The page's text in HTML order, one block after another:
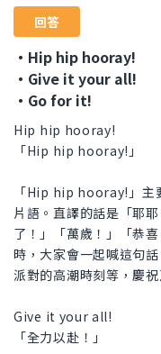
回答
・Hip hip hooray!
・Give it your all!
・Go for it!
Hip hip hooray!
「Hip hip hooray!」
「Hip hip hooray!」主
片語。直譯的話是「耶
了！」「萬歲！」「恭
時，大家會一起喊這句
派對的高潮時刻等，慶
Give it your all!
「全力以赴！」